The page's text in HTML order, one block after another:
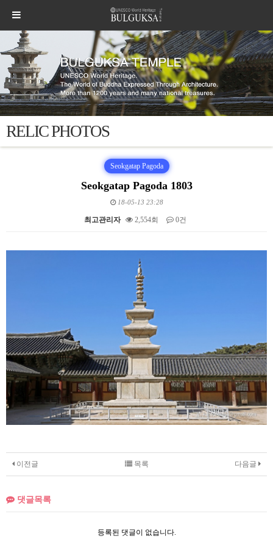
RELIC PHOTOS
Seokgatap Pagoda
Seokgatap Pagoda 1803
18-05-13 23:28
최고관리자 2,554회 0건
본문
이전글 다음글
목록
댓글목록
등록된 댓글이 없습니다.